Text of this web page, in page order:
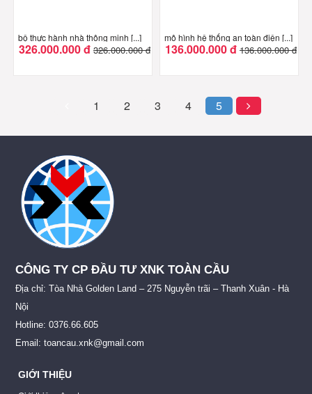
bộ thực hành nhà thông minh [...]
326.000.000 đ 326.000.000 đ
mô hình hệ thống an toàn điện [...]
136.000.000 đ 136.000.000 đ
1 2 3 4 5
CÔNG TY CP ĐẦU TƯ XNK TOÀN CẦU
Địa chỉ: Tòa Nhà Golden Land – 275 Nguyễn trãi – Thanh Xuân - Hà
Nội
Hotline: 0376.66.605
Email: toancau.xnk@gmail.com
GIỚI THIỆU